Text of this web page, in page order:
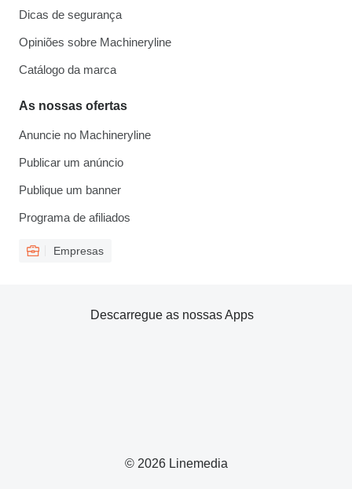
Dicas de segurança
Opiniões sobre Machineryline
Catálogo da marca
As nossas ofertas
Anuncie no Machineryline
Publicar um anúncio
Publique um banner
Programa de afiliados
Empresas
© 2026 Linemedia
Descarregue as nossas Apps